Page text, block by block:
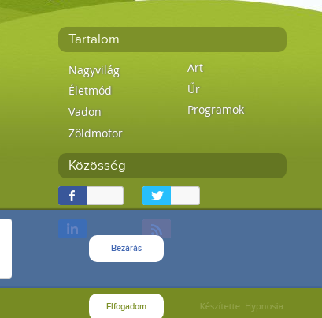
Bezárás
Elfogadom
Tartalom
Nagyvilág
Életmód
Vadon
Zöldmotor
Art
Űr
Programok
Közösség